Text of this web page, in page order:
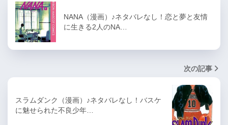
NANA（漫画）♪ネタバレなし！恋と夢と友情
に生きる2人のNA…
次の記事
スラムダンク（漫画）♪ネタバレなし！バスケ
に魅せられた不良少年…